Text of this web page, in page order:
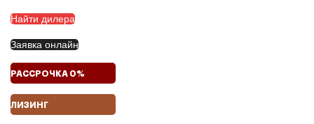
Найти дилера
Заявка онлайн
РАССРОЧКА 0%
ЛИЗИНГ